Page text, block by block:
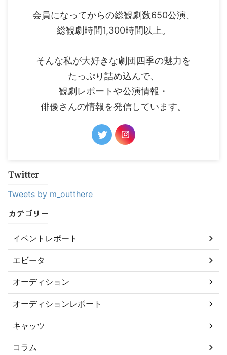
会員になってからの総観劇数650公演、
総観劇時間1,300時間以上。
そんな私が大好きな劇団四季の魅力を
たっぷり詰め込んで、
観劇レポートや公演情報・
俳優さんの情報を発信しています。
Twitter
Tweets by m_outthere
カテゴリー
イベントレポート
エビータ
オーディション
オーディションレポート
キャッツ
コラム